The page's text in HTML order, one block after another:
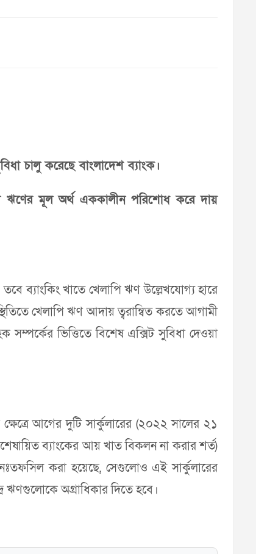
চালু করেছে বাংলাদেশ ব্যাংক।
ঋণের মূল অর্থ এককালীন পরিশোধ করে দায়
ব্যাংকিং খাতে খেলাপি ঋণ উল্লেখযোগ্য হারে
খেলাপি ঋণ আদায় ত্বরান্বিত করতে আগামী
সম্পর্কের ভিত্তিতে বিশেষ এক্সিট সুবিধা দেওয়া
আগের দুটি সার্কুলারের (২০২২ সালের ২১
ব্যাংকের আয় খাত বিকলন না করার শর্ত)
করা হয়েছে, সেগুলোও এই সার্কুলারের
অগ্রাধিকার দিতে হবে।